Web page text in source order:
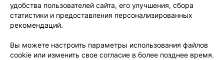
Размещение рекламы
Медицинский маркетинг
Публичный договор
Доставка
Способы оплаты
Вакансии
Партнеры
удобства пользователей сайта, его улучшения, сбора
статистики и предоставления персонализированных
рекомендаций.
Вы можете настроить параметры использования файлов
cookie или изменить свое согласие в более позднее время.